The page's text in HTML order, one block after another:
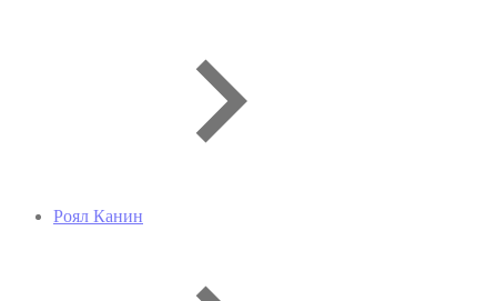
Роял Канин